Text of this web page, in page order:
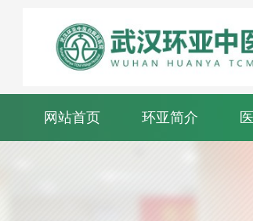
网站首页 环亚简介